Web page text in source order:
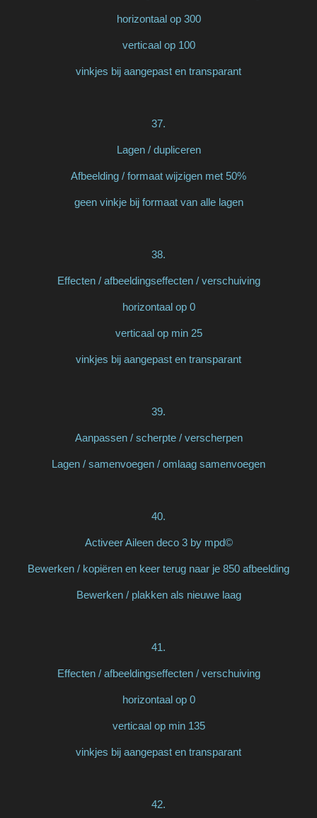
horizontaal op 300
verticaal op 100
vinkjes bij aangepast en transparant
37.
Lagen / dupliceren
Afbeelding / formaat wijzigen met 50%
geen vinkje bij formaat van alle lagen
38.
Effecten / afbeeldingseffecten / verschuiving
horizontaal op 0
verticaal op min 25
vinkjes bij aangepast en transparant
39.
Aanpassen / scherpte / verscherpen
Lagen / samenvoegen / omlaag samenvoegen
40.
Activeer Aileen deco 3 by mpd©
Bewerken / kopiëren en keer terug naar je 850 afbeelding
Bewerken / plakken als nieuwe laag
41.
Effecten / afbeeldingseffecten / verschuiving
horizontaal op 0
verticaal op min 135
vinkjes bij aangepast en transparant
42.